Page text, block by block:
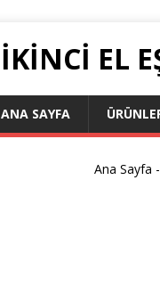
İKİNCİ EL
ANA SAYFA
Ana Sayfa -